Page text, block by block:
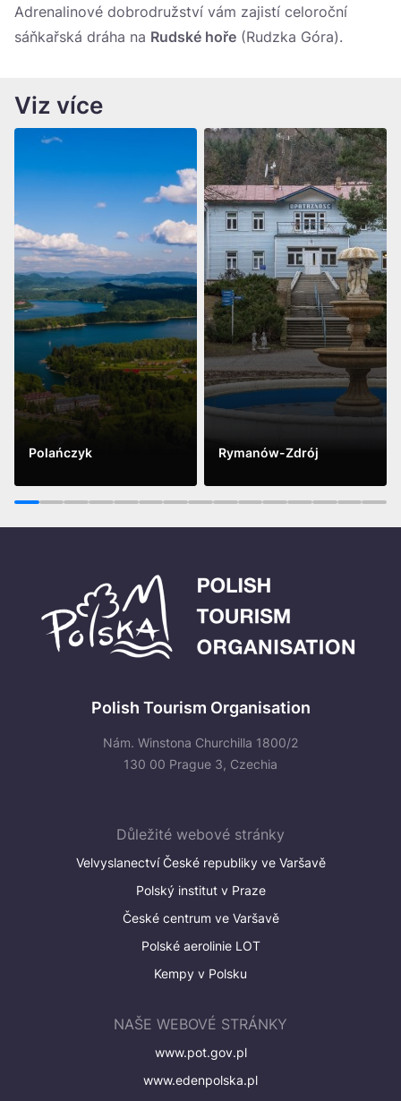
Adrenalinové dobrodružství vám zajistí celoroční
sáňkařská dráha na Rudské hoře (Rudzka Góra).
Viz více
Polańczyk
Vidět víc
Rymanów-Zdrój
Vidět víc
1 2 3 4 5 6 7 8 9 10 11 12 13 14 15
Polish Tourism Organisation
Nám. Winstona Churchilla 1800/2
130 00 Prague 3, Czechia
Důležité webové stránky
Velvyslanectví České republiky ve Varšavě
Polský institut v Praze
České centrum ve Varšavě
Polské aerolinie LOT
Kempy v Polsku
NAŠE WEBOVÉ STRÁNKY
www.pot.gov.pl
www.edenpolska.pl